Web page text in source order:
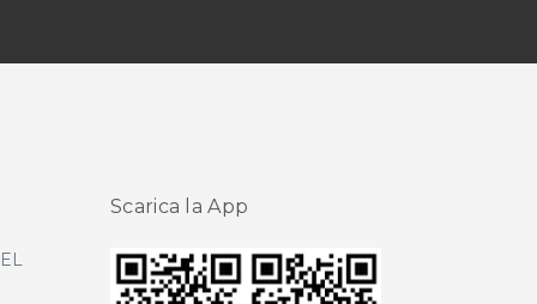
Scarica la App